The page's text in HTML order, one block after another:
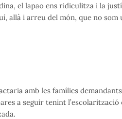
el lapao ens ridiculitza i la
allà i arreu del món, que no som
amb les famílies
a seguir tenint l’escolarització